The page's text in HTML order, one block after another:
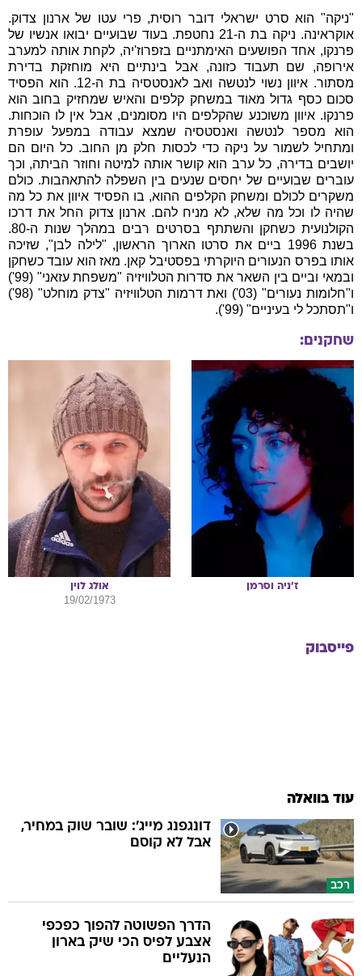
"ניקה" הוא סרט ישראלי דובר רוסית, פרי עטו של ארנון צדוק.
אוקראינה. ניקה בת ה-21 נחטפת. בעוד שבועיים יבואו אנשיו של
פרנקו, אחד הפושעים האימתניים בזפרוז'יה, לקחת אותה למערב
אירופה, שם תעבוד כזונה, אבל בינתיים היא מוחזקת בדירת
מסתור. איוון נשוי לנטשה ואב לאנסטסיה בת ה-12. הוא הפסיד
סכום כסף גדול מאוד במשחק קלפים והאיש שמחזיק בחוב הוא
פרנקו. איוון משוכנע שהקלפים היו מסומנים, אבל אין לו הוכחות.
הוא מספר לנטשה ואנסטסיה שמצא עבודה במפעל עופרת
ומתחיל לשמור על ניקה כדי לכסות חלק מן החוב. כל היום הם
יושבים בדירה, כל ערב הוא קושר אותה למיטה וחוזר הביתה, וכך
עוברים שבועיים של יחסים שנעים בין השפלה להתאהבות. כולם
משקרים לכולם ומשחק הקלפים ההוא, בו הפסיד איוון את כל מה
שהיה לו וכל מה שלא, לא מניח להם. ארנון צדוק החל את דרכו
הקולנועית כשחקן והשתתף בסרטים רבים במהלך שנות ה-80.
בשנת 1996 ביים את סרטו הארוך הראשון, "לילה לבן", שזיכה
אותו בפרס הנעורים היוקרתי בפסטיבל קאן. מאז הוא עובד כשחקן
ובמאי וביים בין השאר את סדרות הטלוויזיה "משפחת עזאני" (99')
ו"חלומות נעורים" (03') ואת דרמות הטלוויזיה "צדק מוחלט" (98')
ו"תסתכל לי בעיניים" (99').
שחקנים:
ז'ניה וסרמן אולג לוין
19/02/1973
פייסבוק
עוד בוואלה
רכב
דונגפנג מייג': שובר שוק במחיר,
אבל לא קוסם
הדרך הפשוטה להפוך כפכפי
אצבע לפיס הכי שיק בארון
הנעליים